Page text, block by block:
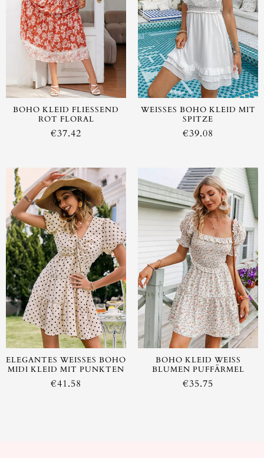
BOHO KLEID FLIESSEND R
OT FLORAL
€37.42
AUSVERKAUFT
WEISSES BOHO KLEID MIT S
PITZE
€39.08
ELEGANTES WEISSES BOHO M
IDI KLEID MIT PUNKTEN
€41.58
AUSVERKAUFT
BOHO KLEID WEISS B
LUMEN PUFFÄRMEL
€35.75